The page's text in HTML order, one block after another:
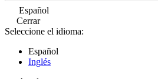
Español
Cerrar
Seleccione el idioma:
Español
Inglés